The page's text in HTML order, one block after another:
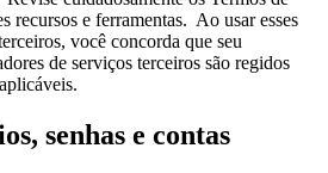
recursos e ferramentas. Ao usar esses
você concorda que seu
de serviços terceiros são regidos
senhas e contas